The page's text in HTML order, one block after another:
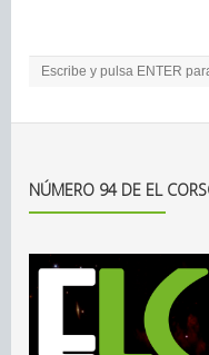
NÚMERO 94 DE EL